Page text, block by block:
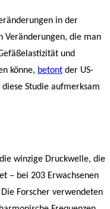
in der
Veränderungen, die man
und
könne, betont der US-
Studie aufmerksam
winzige Druckwelle, die
– bei 203 Erwachsenen
Forscher verwendeten